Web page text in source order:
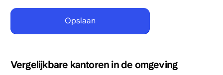
Vergelijkbare kantoren in de omgeving